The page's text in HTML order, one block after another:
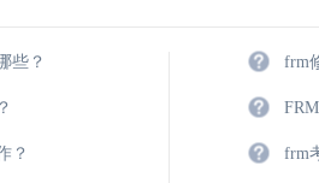
些？
？
frm
frm